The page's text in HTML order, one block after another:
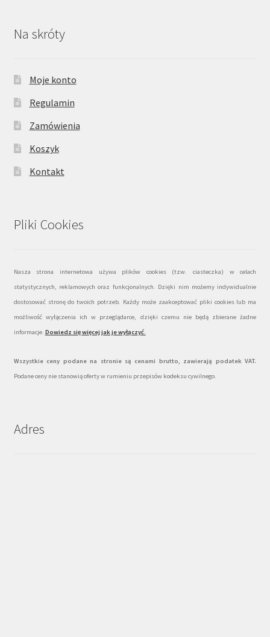
Na skróty
Moje konto
Regulamin
Zamówienia
Koszyk
Kontakt
Pliki Cookies
Nasza strona internetowa używa plików cookies (tzw. ciasteczka) w celach
statystycznych, reklamowych oraz funkcjonalnych. Dzięki nim możemy indywidualnie
dostosować stronę do twoich potrzeb. Każdy może zaakceptować pliki cookies lub ma
możliwość wyłączenia ich w przeglądarce, dzięki czemu nie będą zbierane żadne
informacje. Dowiedz się więcej jak je wyłączyć.
Wszystkie ceny podane na stronie są cenami brutto, zawierają podatek VAT.
Podane ceny nie stanowią oferty w rumieniu przepisów kodeksu cywilnego.
Adres